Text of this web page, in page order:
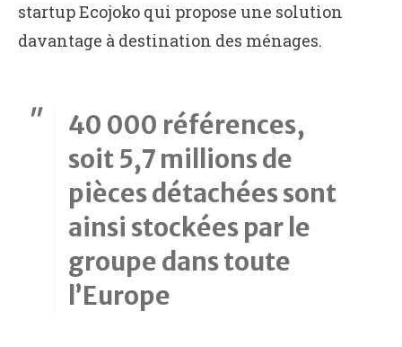
startup Ecojoko qui propose une solution
davantage à destination des ménages.
40 000 références,
soit 5,7 millions de
pièces détachées sont
ainsi stockées par le
groupe dans toute
l’Europe